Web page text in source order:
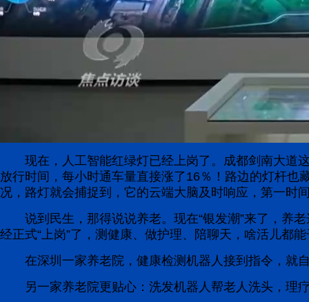
现在，人工智能红绿灯已经上岗了。成都剑南大道
放行时间，每小时通车量直接涨了16％！路边的灯杆也
况，路灯就会捕捉到，它的云端大脑及时响应，第一时
说到民生，那得说说养老。现在“银发潮”来了，
经正式“上岗”了，测健康、做护理、陪聊天，啥活儿都
在深圳一家养老院，健康检测机器人接到指令，就
另一家养老院更贴心：洗发机器人帮老人洗头，理